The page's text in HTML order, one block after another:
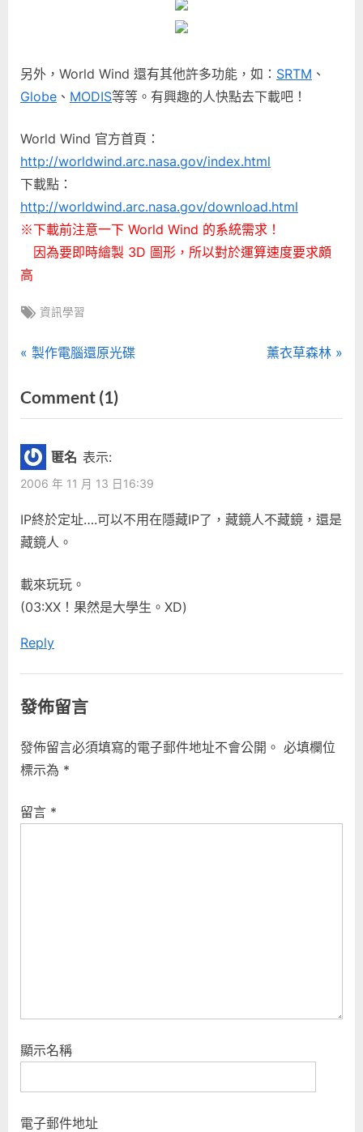
另外，World Wind 還有其他許多功能，如： SRTM 、
Globe 、 MODIS等等。有興趣的人快點去下載吧！
World Wind 官方首頁：
http://worldwind.arc.nasa.gov/index.html
下載點：
http://worldwind.arc.nasa.gov/download.html
※下載前注意一下 World Wind 的系統需求！
因為要即時繪製 3D 圖形，所以對於運算速度要求頗
高
Tags:
資訊學習
文
章
導
覽
P
e
v
i
o
u
s
P
s
t
製作電腦還原光碟
N
t
t
薰衣草森林
Comment (1)on
“NASA
匿名 表示:
2006 年 11 月 13 日16:39
IP終於定址….可以不用在隱藏IP了，藏鏡人不藏鏡，還是
藏鏡人。
載來玩玩。
(03:XX！果然是大學生。XD)
Reply
發佈留言
發佈留言必須填寫的電子郵件地址不會公開。 必填欄位
標示為 *
留言 *
顯示名稱
電子郵件地址